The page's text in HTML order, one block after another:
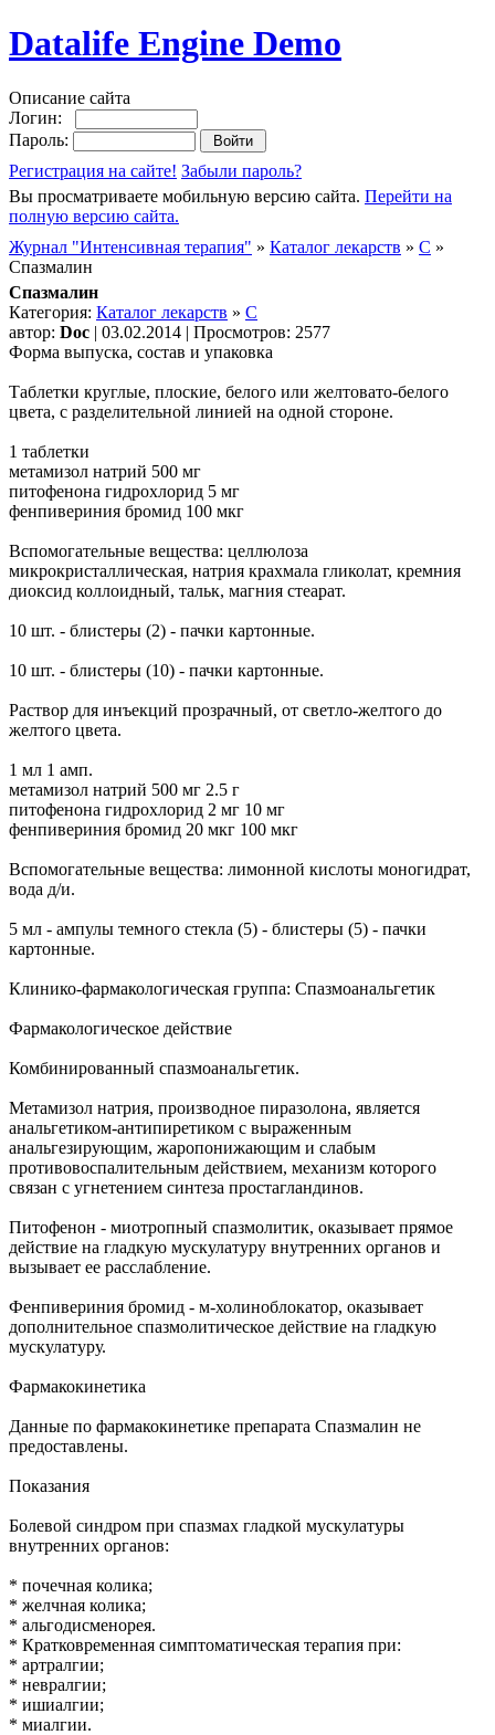
Datalife Engine Demo
Описание сайта
Логин:
Пароль:
Регистрация на сайте! Забыли пароль?
Вы просматриваете мобильную версию сайта. Перейти на
полную версию сайта.
Журнал "Интенсивная терапия" » Каталог лекарств » C »
Спазмалин
Спазмалин
Категория: Каталог лекарств » C
автор: Doc | 03.02.2014 | Просмотров: 2577
Форма выпуска, состав и упаковка
Таблетки круглые, плоские, белого или желтовато-белого
цвета, с разделительной линией на одной стороне.
1 таблетки
метамизол натрий 500 мг
питофенона гидрохлорид 5 мг
фенпивериния бромид 100 мкг
Вспомогательные вещества: целлюлоза
микрокристаллическая, натрия крахмала гликолат, кремния
диоксид коллоидный, тальк, магния стеарат.
10 шт. - блистеры (2) - пачки картонные.
10 шт. - блистеры (10) - пачки картонные.
Раствор для инъекций прозрачный, от светло-желтого до
желтого цвета.
1 мл 1 амп.
метамизол натрий 500 мг 2.5 г
питофенона гидрохлорид 2 мг 10 мг
фенпивериния бромид 20 мкг 100 мкг
Вспомогательные вещества: лимонной кислоты моногидрат,
вода д/и.
5 мл - ампулы темного стекла (5) - блистеры (5) - пачки
картонные.
Клинико-фармакологическая группа: Спазмоанальгетик
Фармакологическое действие
Комбинированный спазмоанальгетик.
Метамизол натрия, производное пиразолона, является
анальгетиком-антипиретиком с выраженным
анальгезирующим, жаропонижающим и слабым
противовоспалительным действием, механизм которого
связан с угнетением синтеза простагландинов.
Питофенон - миотропный спазмолитик, оказывает прямое
действие на гладкую мускулатуру внутренних органов и
вызывает ее расслабление.
Фенпивериния бромид - м-холиноблокатор, оказывает
дополнительное спазмолитическое действие на гладкую
мускулатуру.
Фармакокинетика
Данные по фармакокинетике препарата Спазмалин не
предоставлены.
Показания
Болевой синдром при спазмах гладкой мускулатуры
внутренних органов:
* почечная колика;
* желчная колика;
* альгодисменорея.
* Кратковременная симптоматическая терапия при:
* артралгии;
* невралгии;
* ишиалгии;
* миалгии.